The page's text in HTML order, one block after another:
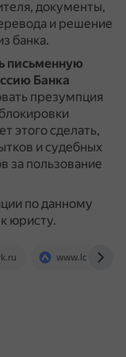
документы,
и решение
банка.
письменную
Банка
презумпция
этого сделать,
и судебных
за пользование
по данному
юристу.